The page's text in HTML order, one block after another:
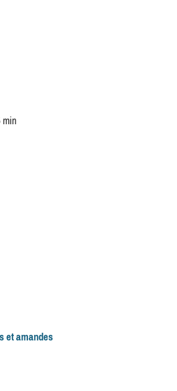
et amandes